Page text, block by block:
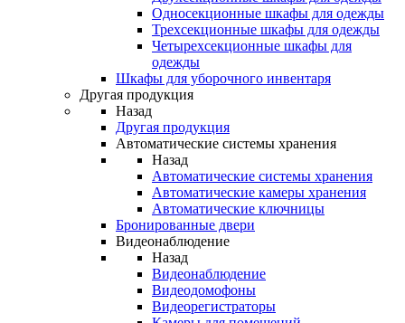
Односекционные шкафы для одежды
Трехсекционные шкафы для одежды
Четырехсекционные шкафы для
одежды
Шкафы для уборочного инвентаря
Другая продукция
Назад
Другая продукция
Автоматические системы хранения
Назад
Автоматические системы хранения
Автоматические камеры хранения
Автоматические ключницы
Бронированные двери
Видеонаблюдение
Назад
Видеонаблюдение
Видеодомофоны
Видеорегистраторы